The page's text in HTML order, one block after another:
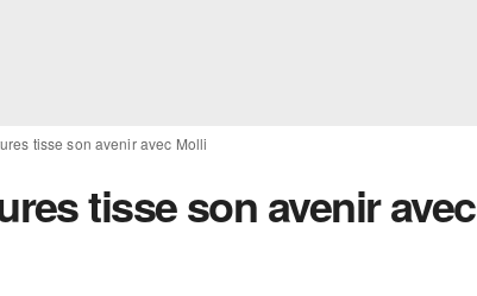
tisse son avenir avec Molli
tisse son avenir avec